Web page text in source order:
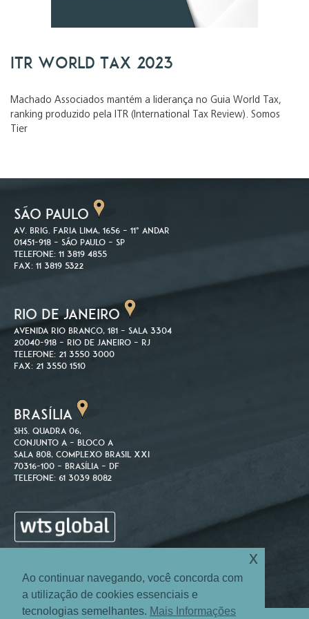
ITR World Tax 2023
Machado Associados mantém a liderança no Guia World Tax,
ranking produzido pela ITR (International Tax Review). Somos
Tier
SÃO PAULO
Av. Brig. Faria Lima, 1656 – 11º andar
01451-918 – São Paulo – SP
Telefone: 11 3819 4855
Fax: 11 3819 5322
RIO DE JANEIRO
Avenida Rio Branco, 181 – Sala 3304
20040-918 – Rio de Janeiro – RJ
Telefone: 21 3550 3000
Fax: 21 3550 1510
BRASÍLIA
SHS. Quadra 06,
Conjunto A – Bloco A
Sala 808, Complexo Brasil XXI
70316-100 – Brasília – DF
Telefone: 61 3039 8082
Ao continuar navegando, você concorda com
a utilização de cookies essenciais e
tecnologias semelhantes. Mais Informações
x